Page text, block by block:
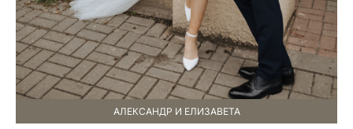
АЛЕКСАНДР И ЕЛИЗАВЕТА